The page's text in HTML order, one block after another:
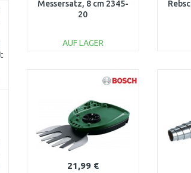
Messersatz, 8 cm 2345-
20
AUF LAGER
21,99 €